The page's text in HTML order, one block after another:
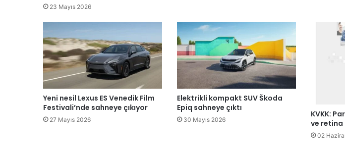
23 Mayıs 2026
Yeni nesil Lexus ES Venedik Film
Festivali’nde sahneye çıkıyor
27 Mayıs 2026
Elektrikli kompakt SUV Škoda
Epiq sahneye çıktı
30 Mayıs 2026
KVKK:
ve retina
02